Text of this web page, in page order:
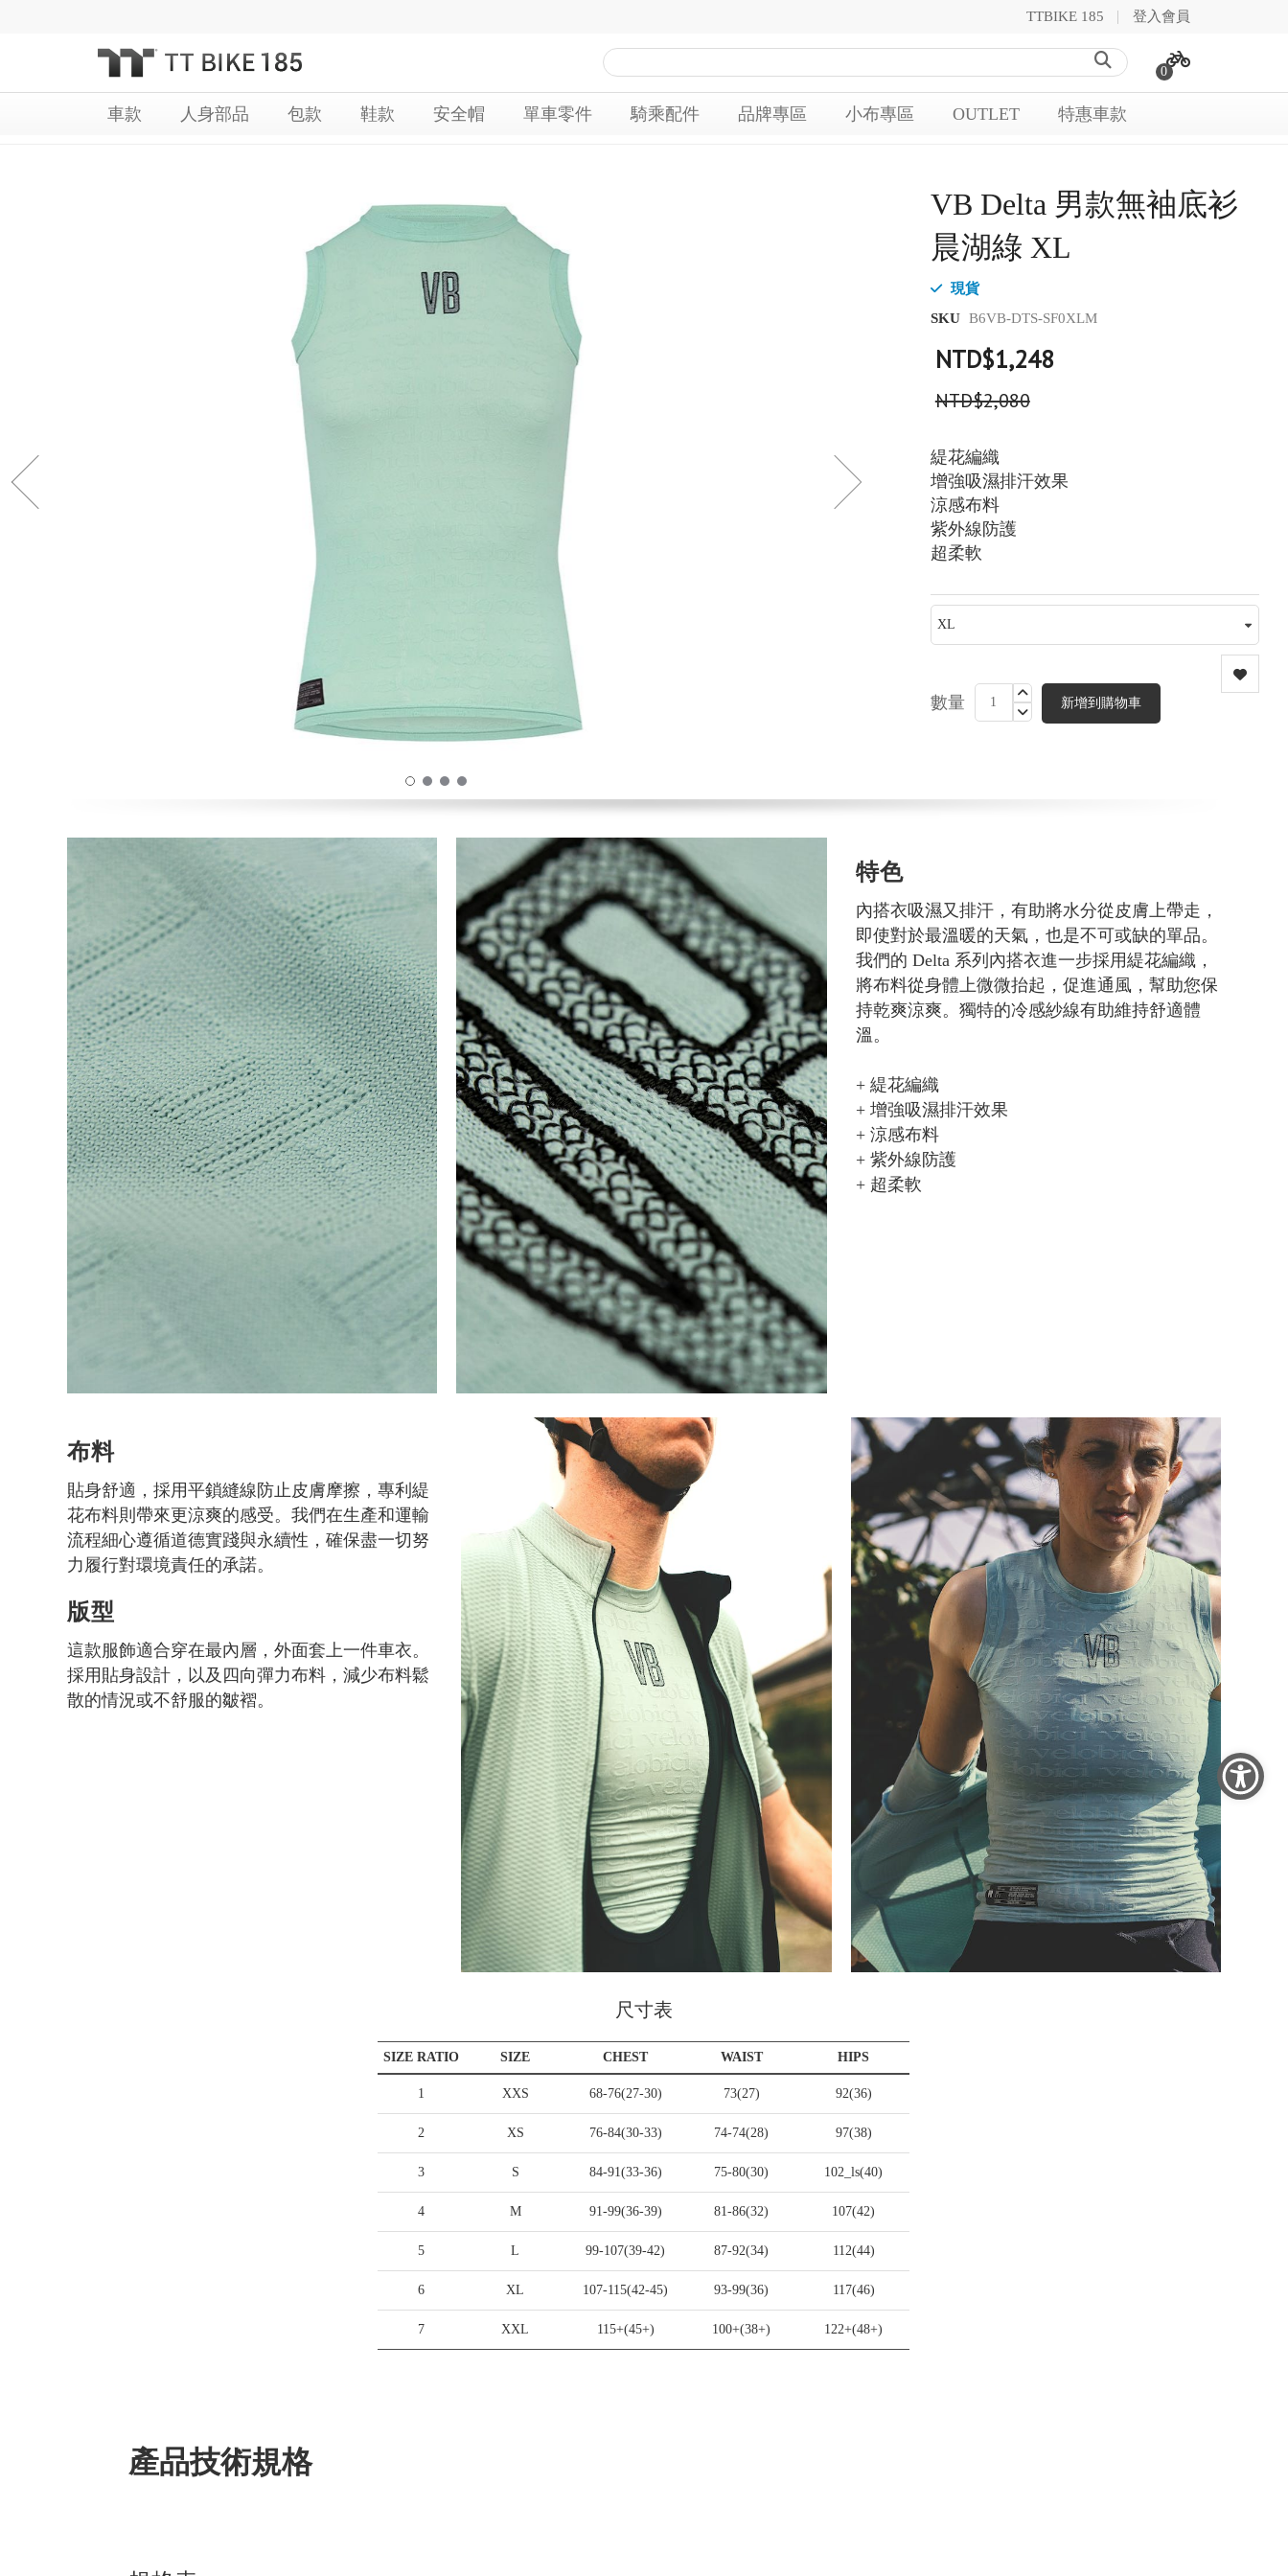
TTBIKE 185 登入會員
過
到
內
容
0
車款 人身部品 包款 鞋款 安全帽 單車零件 騎乘配件 品牌專區 小布專區 OUTLET 特惠車款
VB Delta 男款無袖底衫
晨湖綠 XL
現貨
SKU B6VB-DTS-SF0XLM
NTD$1,248
NTD$2,080
緹花編織
增強吸濕排汗效果
涼感布料
紫外線防護
超柔軟
數量 新增到購物車
特色
內搭衣吸濕又排汗，有助將水分從皮膚上帶走，
即使對於最溫暖的天氣，也是不可或缺的單品。
我們的 Delta 系列內搭衣進一步採用緹花編織，
將布料從身體上微微抬起，促進通風，幫助您保
持乾爽涼爽。獨特的冷感紗線有助維持舒適體
溫。
+ 緹花編織
+ 增強吸濕排汗效果
+ 涼感布料
+ 紫外線防護
+ 超柔軟
布料
貼身舒適，採用平鎖縫線防止皮膚摩擦，專利緹
花布料則帶來更涼爽的感受。我們在生產和運輸
流程細心遵循道德實踐與永續性，確保盡一切努
力履行對環境責任的承諾。
版型
這款服飾適合穿在最內層，外面套上一件車衣。
採用貼身設計，以及四向彈力布料，減少布料鬆
散的情況或不舒服的皺褶。
尺寸表
SIZE RATIO SIZE CHEST WAIST HIPS
1 XXS 68-76(27-30) 73(27) 92(36)
2 XS 76-84(30-33) 74-74(28) 97(38)
3 S 84-91(33-36) 75-80(30) 102_ls(40)
4 M 91-99(36-39) 81-86(32) 107(42)
5 L 99-107(39-42) 87-92(34) 112(44)
6 XL 107-115(42-45) 93-99(36) 117(46)
7 XXL 115+(45+) 100+(38+) 122+(48+)
產品技術規格